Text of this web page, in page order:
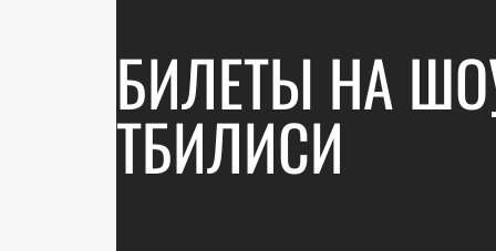
БИЛЕТЫ НА ШОУ
ТБИЛИСИ